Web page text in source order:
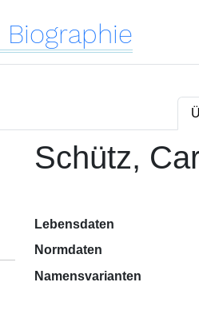
Biographie
Schütz,
Lebensdaten
Normdaten
Namensvarianten